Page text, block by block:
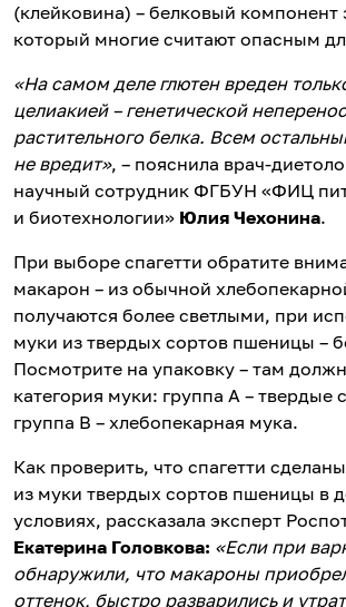
(клейковина) – белковый компонент
который многие считают опасным
«На самом деле глютен вреден
целиакией – генетической
растительного белка. Всем
не вредит», – пояснила врач-
научный сотрудник ФГБУН «ФИЦ
и биотехнологии» Юлия Чехонина.
При выборе спагетти обратите
макарон – из обычной
получаются более светлыми, при
муки из твердых сортов пшеницы –
Посмотрите на упаковку – там
категория муки: группа А – твердые
группа В – хлебопекарная мука.
Как проверить, что спагетти
из муки твердых сортов пшеницы в
условиях, рассказала эксперт
Екатерина Головкова: «Если при
обнаружили, что макароны
оттенок, быстро разварились и